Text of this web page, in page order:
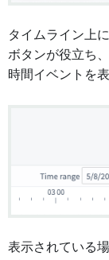
タイムライン上
ボタンが役立ち
時間イベントを
表示されている